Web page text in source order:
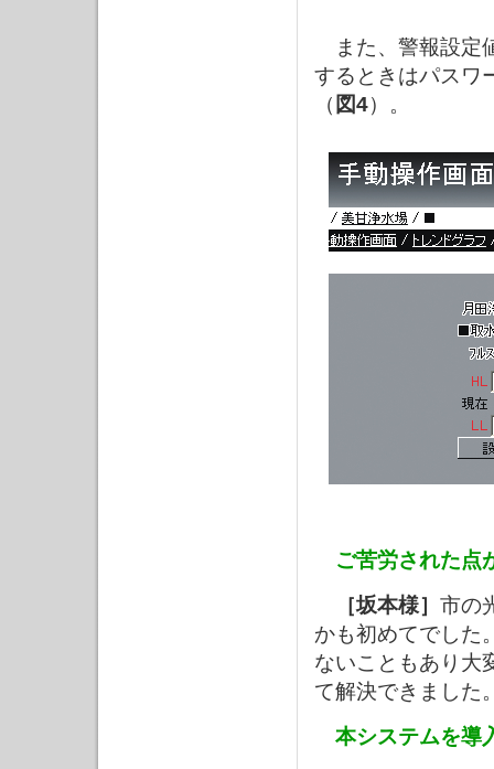
また、警報設定
するときはパスワ
（ 図4）。
ご苦労された点
［坂本様］ 市の
かも初めてでした
ないこともあり大
て解決できました
本システムを導